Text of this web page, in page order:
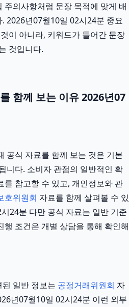
주의사항처럼 문장 목적에 맞게 배
2026년07월10일 02시24분 중요
이 아니라, 키워드가 들어간 문장
것입니다.
함께 보는 이유 2026년07
공식 자료를 함께 보는 것은 기본
니다. 소비자 관점의 일반적인 확
를 참고할 수 있고, 개인정보와 관
호위원회 자료를 함께 살펴볼 수 있
24분 다만 공식 자료는 일반 기준
조건은 개별 상담을 통해 확인해
일반 정보는 공정거래위원회 자
년07월10일 02시24분 이런 외부